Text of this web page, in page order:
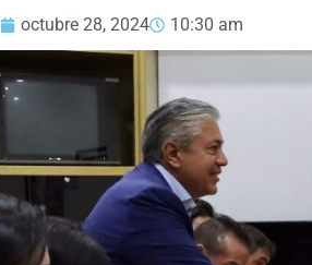
octubre 28, 2024 10:30 am